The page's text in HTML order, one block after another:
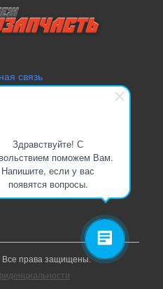
Здравствуйте! С
поможем Вам.
Напишите, если у вас
появятся вопросы.
связь
41-51
70-00
звонок
Все права защищены.